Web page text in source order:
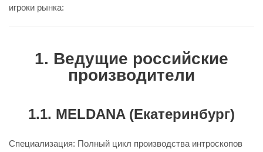
игроки рынка:
1. Ведущие российские
производители
1.1. MELDANA (Екатеринбург)
Специализация: Полный цикл производства интроскопов